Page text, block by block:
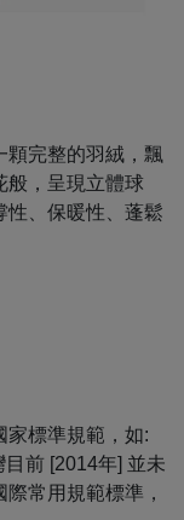
顆完整的羽絨，飄
般，呈現立體球
性、保暖性、蓬鬆
家標準規範，如:
前 [2014年] 並未
常用規範標準，